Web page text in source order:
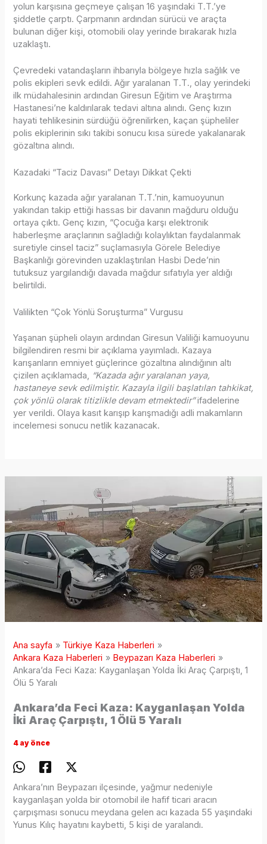
yolun karşısına geçmeye çalışan 16 yaşındaki T.T.’ye
şiddetle çarptı. Çarpmanın ardından sürücü ve araçta
bulunan diğer kişi, otomobili olay yerinde bırakarak hızla
uzaklaştı.
Çevredeki vatandaşların ihbarıyla bölgeye hızla sağlık ve
polis ekipleri sevk edildi. Ağır yaralanan T.T., olay yerindeki
ilk müdahalesinin ardından Giresun Eğitim ve Araştırma
Hastanesi’ne kaldırılarak tedavi altına alındı. Genç kızın
hayati tehlikesinin sürdüğü öğrenilirken, kaçan şüpheliler
polis ekiplerinin sıkı takibi sonucu kısa sürede yakalanarak
gözaltına alındı.
Kazadaki “Taciz Davası” Detayı Dikkat Çekti
Korkunç kazada ağır yaralanan T.T.’nin, kamuoyunun
yakından takip ettiği hassas bir davanın mağduru olduğu
ortaya çıktı. Genç kızın, “Çocuğa karşı elektronik
haberleşme araçlarının sağladığı kolaylıktan faydalanmak
suretiyle cinsel taciz” suçlamasıyla Görele Belediye
Başkanlığı görevinden uzaklaştırılan Hasbi Dede’nin
tutuksuz yargılandığı davada mağdur sıfatıyla yer aldığı
belirtildi.
Valilikten “Çok Yönlü Soruşturma” Vurgusu
Yaşanan şüpheli olayın ardından Giresun Valiliği kamuoyunu
bilgilendiren resmi bir açıklama yayımladı. Kazaya
karışanların emniyet güçlerince gözaltına alındığının altı
çizilen açıklamada, “Kazada ağır yaralanan yaya,
hastaneye sevk edilmiştir. Kazayla ilgili başlatılan tahkikat,
çok yönlü olarak titizlikle devam etmektedir”ifadelerine
yer verildi. Olaya kasıt karışıp karışmadığı adli makamların
incelemesi sonucu netlik kazanacak.
Ana sayfa
Türkiye Kaza Haberleri
Ankara Kaza Haberleri
Beypazarı Kaza Haberleri
Ankara’da Feci Kaza: Kayganlaşan Yolda İki Araç Çarpıştı, 1
Ölü 5 Yaralı
Ankara’da Feci Kaza: Kayganlaşan Yolda
İki Araç Çarpıştı, 1 Ölü 5 Yaralı
4 ay önce
Ankara’nın Beypazarı ilçesinde, yağmur nedeniyle
kayganlaşan yolda bir otomobil ile hafif ticari aracın
çarpışması sonucu meydana gelen acı kazada 55 yaşındaki
Yunus Kılıç hayatını kaybetti, 5 kişi de yaralandı.